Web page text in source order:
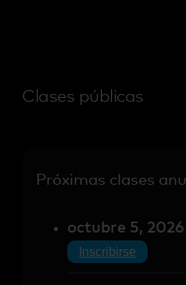
Clases públicas
Próximas clases
octubre 5,
Inscribirse